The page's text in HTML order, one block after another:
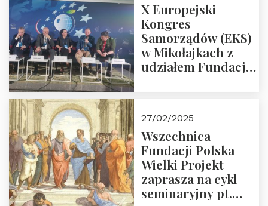
X Europejski
Kongres
Samorządów (EKS)
w Mikołajkach z
udziałem Fundacji
27/02/2025
Wszechnica
Fundacji Polska
Wielki Projekt
zaprasza na cykl
seminaryjny pt.